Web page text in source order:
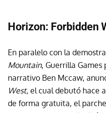
Horizon: Forbidden
En paralelo con la
Mountain, Guerrilla
narrativo Ben Mccaw,
West, el cual debutó hace
de forma gratuita, el